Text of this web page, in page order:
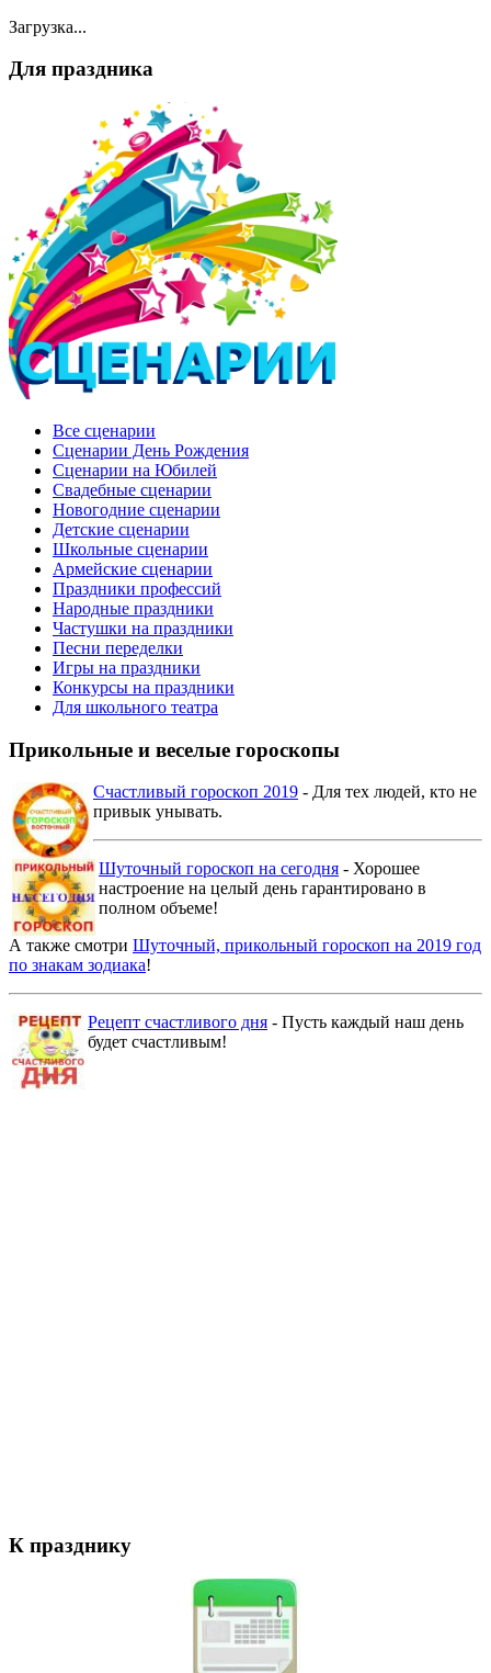
Загрузка...
Для праздника
Все сценарии
Сценарии День Рождения
Сценарии на Юбилей
Свадебные сценарии
Новогодние сценарии
Детские сценарии
Школьные сценарии
Армейские сценарии
Праздники профессий
Народные праздники
Частушки на праздники
Песни переделки
Игры на праздники
Конкурсы на праздники
Для школьного театра
Прикольные и веселые гороскопы
Счастливый гороскоп 2019 - Для тех людей, кто не
привык унывать.
Шуточный гороскоп на сегодня - Хорошее
настроение на целый день гарантировано в
полном объеме!
А также смотри Шуточный, прикольный гороскоп на 2019 год
по знакам зодиака!
Рецепт счастливого дня - Пусть каждый наш день
будет счастливым!
К празднику